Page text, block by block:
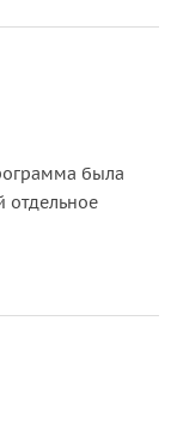
была